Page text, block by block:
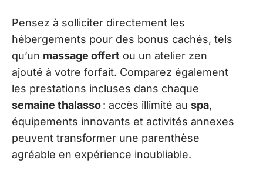
Pensez à solliciter directement les
hébergements pour des bonus cachés, tels
qu’un massage offert ou un atelier zen
ajouté à votre forfait. Comparez également
les prestations incluses dans chaque
semaine thalasso: accès illimité au spa,
équipements innovants et activités annexes
peuvent transformer une parenthèse
agréable en expérience inoubliable.